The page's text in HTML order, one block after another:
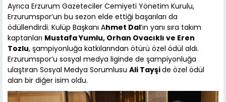
Ayrıca Erzurum Gazeteciler Cemiyeti Yönetim Kurulu,
Erzurumspor’un bu sezon elde ettiği başarıları da
ödüllendirdi. Kulüp Başkanı Ahmet Dal’ın yanı sıra takım
kaptanları Mustafa Yumlu, Orhan Ovacıklı ve Eren
Tozlu, şampiyonluğa katkılarından ötürü özel ödül aldı.
Erzurumspor’u sosyal medya liginde de şampiyonluğa
ulaştıran Sosyal Medya Sorumlusu Ali Tayşide özel ödül
alan bir diğer isim oldu.